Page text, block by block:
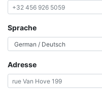
Sprache
Adresse